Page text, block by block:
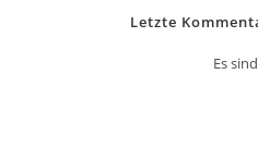
Letzte
Es